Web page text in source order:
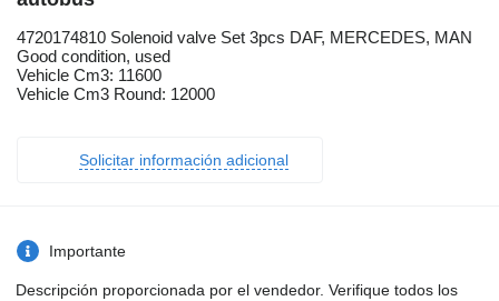
4720174810 Solenoid valve Set 3pcs DAF, MERCEDES, MAN
Good condition, used
Vehicle Cm3: 11600
Vehicle Cm3 Round: 12000
Solicitar información adicional
Importante
Descripción proporcionada por el vendedor. Verifique todos los